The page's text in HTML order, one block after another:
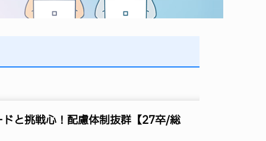
ドと挑戦心！配慮体制抜群【27卒/総